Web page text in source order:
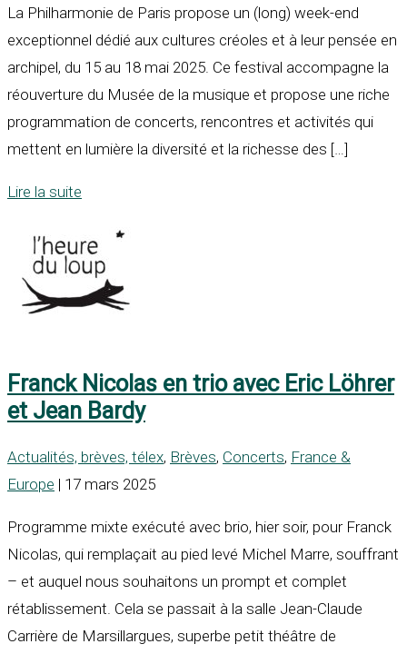
La Philharmonie de Paris propose un (long) week-end
exceptionnel dédié aux cultures créoles et à leur pensée en
archipel, du 15 au 18 mai 2025. Ce festival accompagne la
réouverture du Musée de la musique et propose une riche
programmation de concerts, rencontres et activités qui
mettent en lumière la diversité et la richesse des […]
Lire la suite
Franck Nicolas en trio avec Eric Löhrer
et Jean Bardy
Actualités, brèves, télex, Brèves, Concerts, France &
Europe | 17 mars 2025
Programme mixte exécuté avec brio, hier soir, pour Franck
Nicolas, qui remplaçait au pied levé Michel Marre, souffrant
– et auquel nous souhaitons un prompt et complet
rétablissement. Cela se passait à la salle Jean-Claude
Carrière de Marsillargues, superbe petit théâtre de